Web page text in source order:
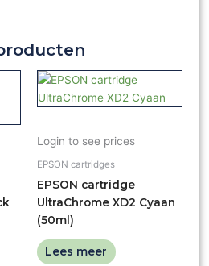
Login to see prices
EPSON cartridges
EPSON cartridge
UltraChrome XD2 Cyaan
(50ml)
Lees meer